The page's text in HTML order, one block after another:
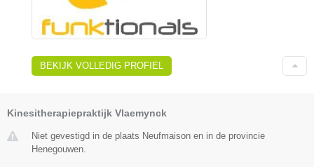
BEKIJK VOLLEDIG PROFIEL
Kinesitherapiepraktijk Vlaemynck
Niet gevestigd in de plaats Neufmaison en in de provincie
Henegouwen.